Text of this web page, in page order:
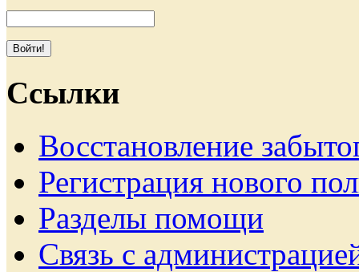
Ссылки
Восстановление
Регистрация нового
Разделы помощи
Связь с